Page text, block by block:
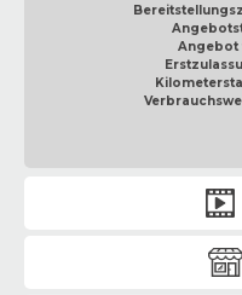
Angebot